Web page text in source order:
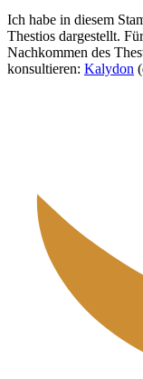
Ich habe in diesem
Thestios dargestellt.
Nachkommen des
konsultieren: Kalydon